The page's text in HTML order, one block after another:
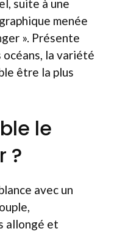
suite à une
menée
». Présente
la variété
être la plus
le
?
avec un
allongé et